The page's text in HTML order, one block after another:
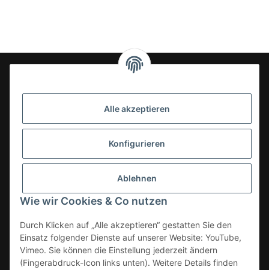
Alle akzeptieren
Konfigurieren
Ablehnen
Wie wir Cookies & Co nutzen
Durch Klicken auf „Alle akzeptieren“ gestatten Sie den
Einsatz folgender Dienste auf unserer Website: YouTube,
Vimeo. Sie können die Einstellung jederzeit ändern
(Fingerabdruck-Icon links unten). Weitere Details finden
24-7en Kioskbedarf GmbH
- Sezer Kahveci & Cengiz Inci
33142 Büren, Deutschland
Kategorien
Informationen